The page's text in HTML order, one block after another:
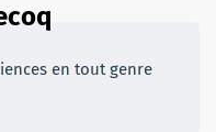
en tout genre